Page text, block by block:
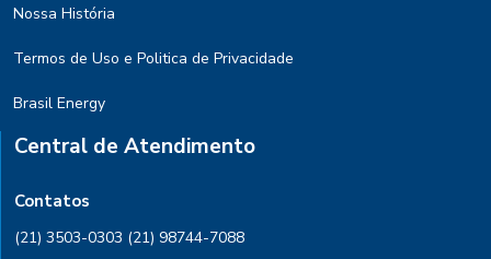
Nossa História
Termos de Uso e Politica de Privacidade
Brasil Energy
Central de Atendimento
Contatos
(21) 3503-0303 (21) 98744-7088